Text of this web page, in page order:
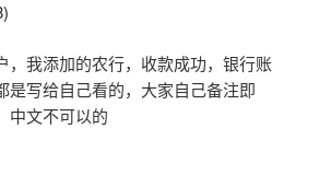
，我添加的农行，收款成功，银行账
是写给自己看的，大家自己备注即
中文不可以的